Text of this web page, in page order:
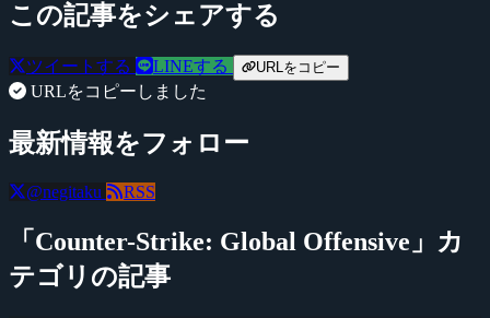
この記事をシェアする
ツイートする LINEする URLをコピー
URLをコピーしました
最新情報をフォロー
@negitaku RSS
「Counter-Strike: Global Offensive」カ
テゴリの記事